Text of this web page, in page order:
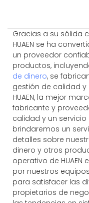
Gracias a su sólida
HUAEN se ha
un proveedor
productos,
de dinero, se
gestión de calidad y
HUAEN, la mejor
fabricante y
calidad y un
brindaremos un
detalles sobre
dinero y otros
operativo de
por nuestros
para satisfacer las
propietarios de